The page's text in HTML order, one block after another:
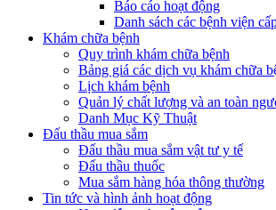
Báo cáo hoạt động
Danh sách các bệnh viện
Khám chữa bệnh
Quy trình khám chữa bệnh
Bảng giá các dịch vụ khám chữa
Lịch khám bệnh
Quản lý chất lượng và an toàn
Danh Mục Kỹ Thuật
Đấu thầu mua sắm
Đấu thầu mua sắm vật tư y tế
Đấu thầu thuốc
Mua sắm hàng hóa thông thường
Tin tức và hình ảnh hoạt động